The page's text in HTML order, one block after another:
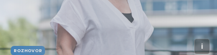
ROZHOVOR